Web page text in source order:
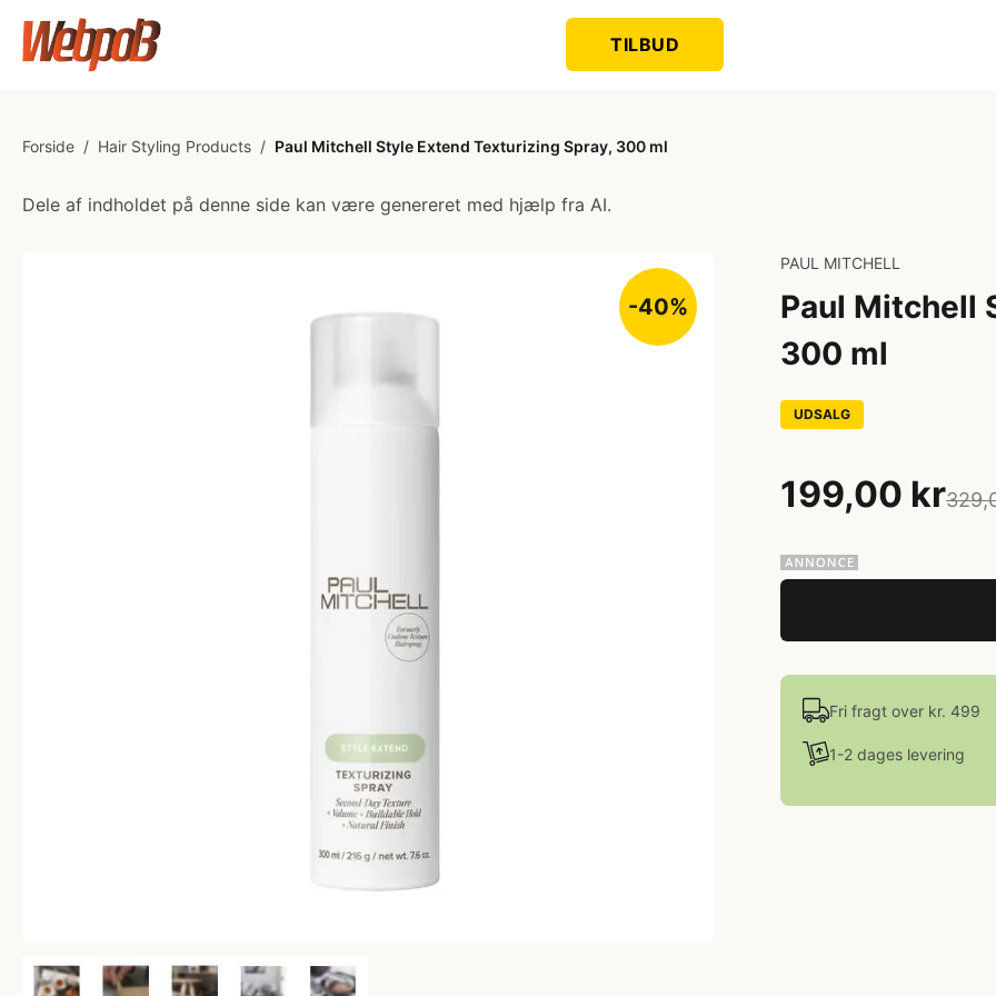
TILBUD
Forside / Hair Styling Products / Paul Mitchell Style Extend Texturizing Spray, 300 ml
Dele af indholdet på denne side kan være genereret med hjælp fra AI.
-40%
PAUL MITCHELL
Paul Mitchell
300 ml
UDSALG
199,00 kr
Fri fragt over kr. 499
1-2 dages levering